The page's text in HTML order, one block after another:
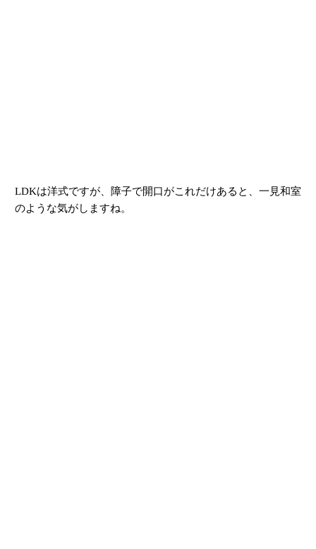
LDKは洋式ですが、障子で開口がこれだけあると、一見和室
のような気がしますね。